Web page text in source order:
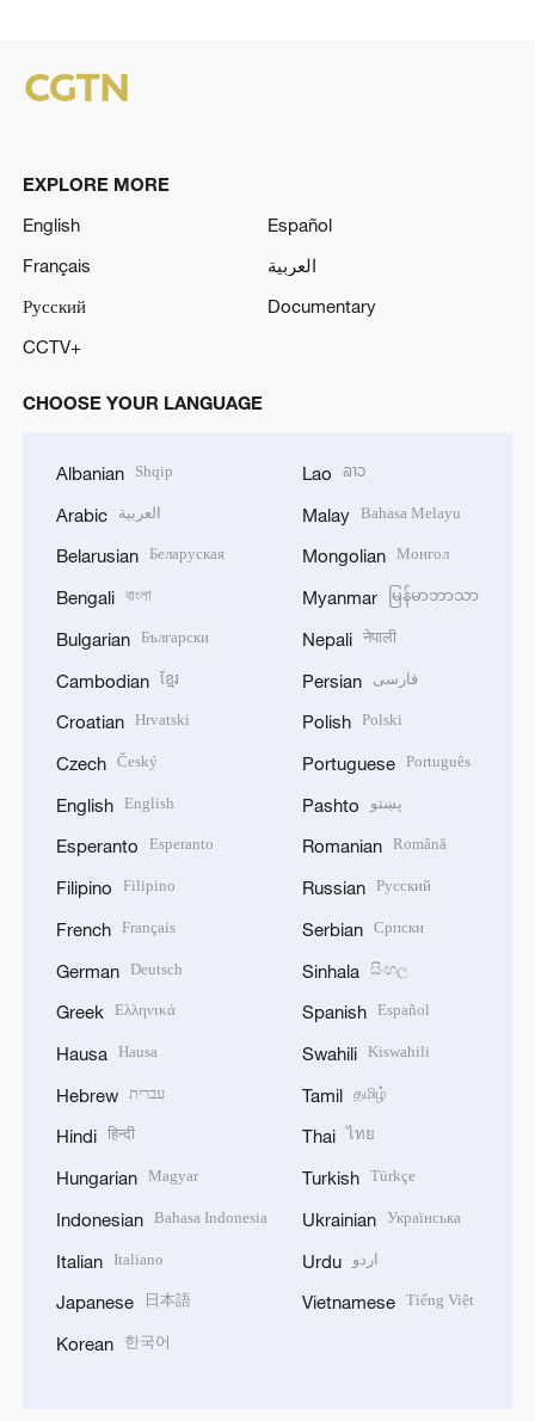
EXPLORE MORE
English
Español
Français
العربية
Русский
Documentary
CCTV+
CHOOSE YOUR LANGUAGE
Albanian Shqip
Arabic العربية
Belarusian Беларуская
Bengali বাংলা
Bulgarian Български
Cambodian ខ្មែរ
Croatian Hrvatski
Czech Český
English English
Esperanto Esperanto
Filipino Filipino
French Français
German Deutsch
Greek Ελληνικά
Hausa Hausa
Hebrew עברית
Hindi हिन्दी
Hungarian Magyar
Indonesian Bahasa Indonesia
Italian Italiano
Japanese 日本語
Korean 한국어
Lao ລາວ
Malay Bahasa Melayu
Mongolian Монгол
Myanmar မြန်မာဘာသာ
Nepali नेपाली
Persian فارسی
Polish Polski
Portuguese Português
Pashto پښتو
Romanian Română
Russian Русский
Serbian Српски
Sinhala සිංහල
Spanish Español
Swahili Kiswahili
Tamil தமிழ்
Thai ไทย
Turkish Türkçe
Ukrainian Українська
Urdu اردو
Vietnamese Tiếng Việt